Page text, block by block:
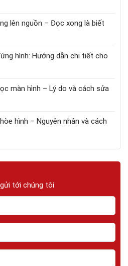
lên nguồn – Đọc xong là biết
hình: Hướng dẫn chi tiết cho
màn hình – Lý do và cách sửa
hình – Nguyên nhân và cách
tới chúng tôi